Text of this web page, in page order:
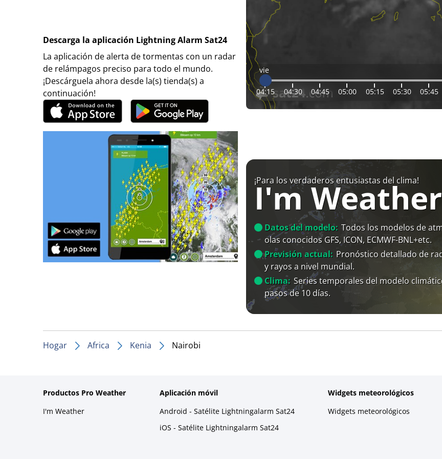
Descarga la aplicación Lightning Alarm Sat24
La aplicación de alerta de tormentas con un radar
de relámpagos preciso para todo el mundo.
¡Descárguela ahora desde la(s) tienda(s) a
continuación!
vie
04:15 04:30 04:45 05:00 05:15 05:30 05:45
¡Para los verdaderos entusiastas del clima!
I'm Weather
Datos del modelo: Todos los modelos de
olas conocidos GFS, ICON, ECMWF-BNL+etc.
Previsión actual: Pronóstico detallado de
y rayos a nivel mundial.
Clima: Series temporales del modelo
pasos de 10 días.
Hogar Africa Kenia Nairobi
Productos Pro Weather
I'm Weather
Aplicación móvil
Android - Satélite Lightningalarm Sat24
iOS - Satélite Lightningalarm Sat24
Widgets meteorológicos
Widgets meteorológicos